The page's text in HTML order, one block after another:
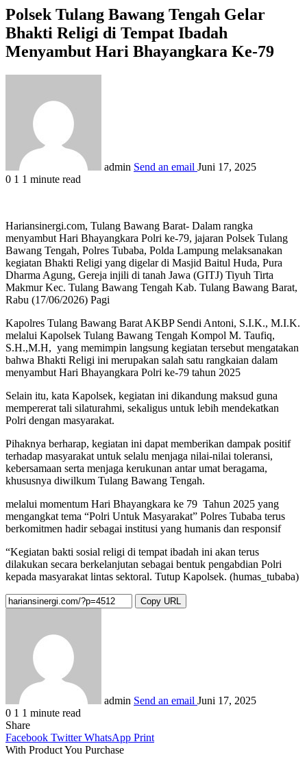
Polsek Tulang Bawang Tengah Gelar
Bhakti Religi di Tempat Ibadah
Menyambut Hari Bhayangkara Ke-79
admin Send an email Juni 17, 2025
0 1 1 minute read
Hariansinergi.com, Tulang Bawang Barat- Dalam rangka
menyambut Hari Bhayangkara Polri ke-79, jajaran Polsek Tulang
Bawang Tengah, Polres Tubaba, Polda Lampung melaksanakan
kegiatan Bhakti Religi yang digelar di Masjid Baitul Huda, Pura
Dharma Agung, Gereja injili di tanah Jawa (GITJ) Tiyuh Tirta
Makmur Kec. Tulang Bawang Tengah Kab. Tulang Bawang Barat,
Rabu (17/06/2026) Pagi
Kapolres Tulang Bawang Barat AKBP Sendi Antoni, S.I.K., M.I.K.
melalui Kapolsek Tulang Bawang Tengah Kompol M. Taufiq,
S.H.,M.H, yang memimpin langsung kegiatan tersebut mengatakan
bahwa Bhakti Religi ini merupakan salah satu rangkaian dalam
menyambut Hari Bhayangkara Polri ke-79 tahun 2025
Selain itu, kata Kapolsek, kegiatan ini dikandung maksud guna
mempererat tali silaturahmi, sekaligus untuk lebih mendekatkan
Polri dengan masyarakat.
Pihaknya berharap, kegiatan ini dapat memberikan dampak positif
terhadap masyarakat untuk selalu menjaga nilai-nilai toleransi,
kebersamaan serta menjaga kerukunan antar umat beragama,
khususnya diwilkum Tulang Bawang Tengah.
melalui momentum Hari Bhayangkara ke 79 Tahun 2025 yang
mengangkat tema “Polri Untuk Masyarakat” Polres Tubaba terus
berkomitmen hadir sebagai institusi yang humanis dan responsif
“Kegiatan bakti sosial religi di tempat ibadah ini akan terus
dilakukan secara berkelanjutan sebagai bentuk pengabdian Polri
kepada masyarakat lintas sektoral. Tutup Kapolsek. (humas_tubaba)
Copy URL
admin Send an email Juni 17, 2025
0 1 1 minute read
Share
Facebook Twitter WhatsApp Print
With Product You Purchase